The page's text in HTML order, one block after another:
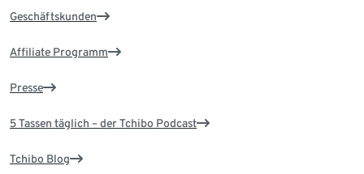
Geschäftskunden
Affiliate Programm
Presse
5 Tassen täglich – der Tchibo Podcast
Tchibo Blog